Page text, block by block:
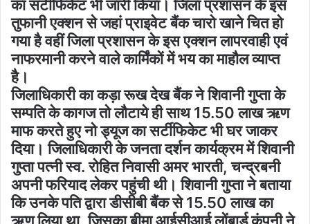
का सर्टीफिकेट भी जारी किया। जिला प्रशासन के इस
तुफानी एक्शन से जहां प्राइवेट बैंक चारो खाने चित हो
गया है वहीं जिला प्रशासन के इस एक्शन लापरवाही एवं
नाफरमानी करने वाले कार्मिंकों में भय का माहौल व्याप्त
है।
जिलाधिकारी का कड़ा रूख देख बैंक ने शिवानी गुप्ता के
सम्पति के कागज तो लौटाये ही साथ 15.50 लाख ऋण
माफ करते हुए नो ड्यूज का सर्टीफिकेट भी घर जाकर
दिया। जिलाधिकारी के जनता दर्शन कार्यक्रम में शिवानी
गुप्ता पत्नी स्व. रोहित निवासी अमर भारती, चन्द्रबनी
अपनी फरियाद लेकर पहुंची थी। शिवानी गुप्ता ने बताया
कि उनके पति द्वारा डीसीबी बैंक से 15.50 लाख का